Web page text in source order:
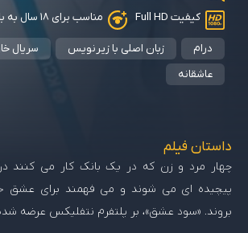
کیفیت Full HD
مناسب برای ۱۸ سال به بالا
درام زبان اصلی با زیرنویس
سریال
عاشقانه
داستان فیلم
چهار مرد و زن که در یک بانک کار می کنند
پیچیده ای می شوند و می فهمند برای عشق
بروند. «سود عشق»، بر پلتفرم نتفلیکس عرضه